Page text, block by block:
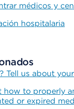
médicos y
hospitalaria
Tell us about
how to properly
or expired